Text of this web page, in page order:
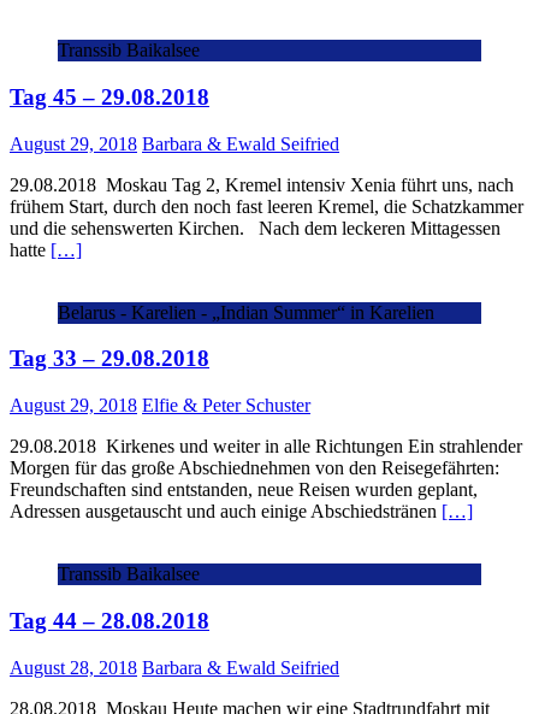
Transsib Baikalsee
Tag 45 – 29.08.2018
August 29, 2018 Barbara & Ewald Seifried
29.08.2018 Moskau Tag 2, Kremel intensiv Xenia führt uns, nach
frühem Start, durch den noch fast leeren Kremel, die Schatzkammer
und die sehenswerten Kirchen. Nach dem leckeren Mittagessen
hatte […]
Belarus - Karelien - „Indian Summer“ in Karelien
Tag 33 – 29.08.2018
August 29, 2018 Elfie & Peter Schuster
29.08.2018 Kirkenes und weiter in alle Richtungen Ein strahlender
Morgen für das große Abschiednehmen von den Reisegefährten:
Freundschaften sind entstanden, neue Reisen wurden geplant,
Adressen ausgetauscht und auch einige Abschiedstränen […]
Transsib Baikalsee
Tag 44 – 28.08.2018
August 28, 2018 Barbara & Ewald Seifried
28.08.2018 Moskau Heute machen wir eine Stadtrundfahrt mit